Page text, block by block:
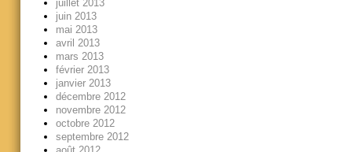
juillet 2013
juin 2013
mai 2013
avril 2013
mars 2013
février 2013
janvier 2013
décembre 2012
novembre 2012
octobre 2012
septembre 2012